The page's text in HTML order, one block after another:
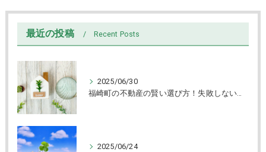
最近の投稿 Recent Posts
2025/06/30
福崎町の不動産の賢い選び方！失敗しない売買と物件チェック術解説
2025/06/24